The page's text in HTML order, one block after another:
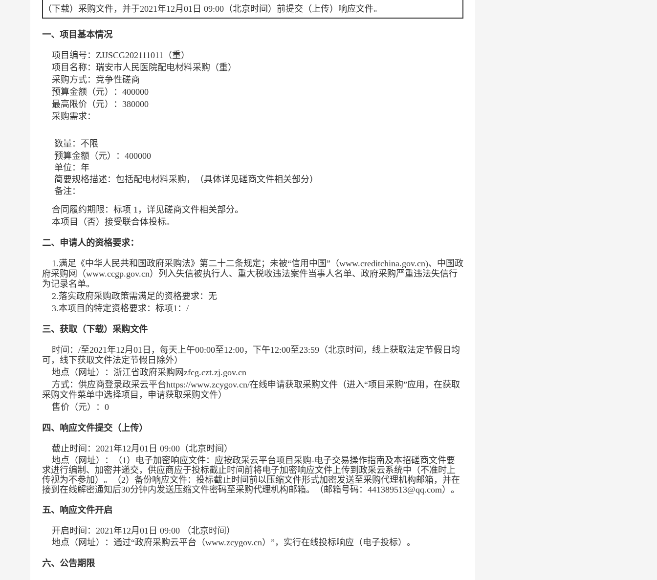
（下载）采购文件，并于2021年12月01日 09:00 （北京时间）前提交（上传）响应文件。
一、项目基本情况
项目编号： ZJJSCG202111011（重）
项目名称： 瑞安市人民医院配电材料采购（重）
采购方式：竞争性磋商
预算金额（元）： 400000
最高限价（元）： 380000
采购需求：
数量： 不限
预算金额（元）： 400000
单位： 年
简要规格描述： 包括配电材料采购，（具体详见磋商文件相关部分）
备注：
合同履约期限： 标项 1，详见磋商文件相关部分。
本项目（否）接受联合体投标。
二、申请人的资格要求：
1.满足《中华人民共和国政府采购法》第二十二条规定； 未被“信用中国”（www.creditchina.gov.cn)、中国政
府采购网（www.ccgp.gov.cn）列入失信被执行人、重大税收违法案件当事人名单、政府采购严重违法失信行
为记录名单。
2.落实政府采购政策需满足的资格要求： 无
3.本项目的特定资格要求： 标项1：/
三、获取（下载）采购文件
时间： /至2021年12月01日 ，每天上午00:00至12:00，下午12:00至23:59 （北京时间，线上获取法定节假日均
可，线下获取文件法定节假日除外）
地点（网址）： 浙江省政府采购网zfcg.czt.zj.gov.cn
方式： 供应商登录政采云平台https://www.zcygov.cn/在线申请获取采购文件（进入“项目采购”应用，在获取
采购文件菜单中选择项目，申请获取采购文件）
售价（元）： 0
四、响应文件提交（上传）
截止时间： 2021年12月01日 09:00 （北京时间）
地点（网址）：
（1）电子加密响应文件：应按政采云平台项目采购-电子交易操作指南及本招磋商文件要
求进行编制、加密并递交，供应商应于投标截止时间前将电子加密响应文件上传到政采云系统中（不准时上
传视为不参加）。（2）备份响应文件：投标截止时间前以压缩文件形式加密发送至采购代理机构邮箱，并在
接到在线解密通知后30分钟内发送压缩文件密码至采购代理机构邮箱。（邮箱号码：441389513@qq.com）。
五、响应文件开启
开启时间： 2021年12月01日 09:00 （北京时间）
地点（网址）： 通过“政府采购云平台（www.zcygov.cn）”，实行在线投标响应（电子投标）。
六、公告期限